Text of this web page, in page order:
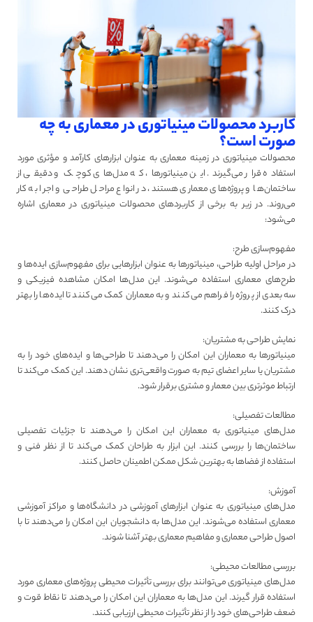
کاربرد محصولات مینیاتوری در معماری به چه
صورت است؟
محصولات مینیاتوری در زمینه معماری به عنوان ابزارهای کارآمد و مؤثری مورد
استفاده قرار می‌گیرند. این مینیاتورها، که مدل‌های کوچک و دقیقی از
ساختمان‌ها و پروژه‌های معماری هستند، در انواع مراحل طراحی و اجرا به کار
می‌روند. در زیر به برخی از کاربردهای محصولات مینیاتوری در معماری اشاره
می‌شود:
مفهوم‌سازی طرح:
در مراحل اولیه طراحی، مینیاتورها به عنوان ابزارهایی برای مفهوم‌سازی ایده‌ها و
طرح‌های معماری استفاده می‌شوند. این مدل‌ها امکان مشاهده فیزیکی و
سه‌بعدی از پروژه را فراهم می‌کنند و به معماران کمک می‌کنند تا ایده‌ها را بهتر
درک کنند.
نمایش طراحی به مشتریان:
مینیاتورها به معماران این امکان را می‌دهند تا طراحی‌ها و ایده‌های خود را به
مشتریان یا سایر اعضای تیم به صورت واقعی‌تری نشان دهند. این کمک می‌کند تا
ارتباط موثرتری بین معمار و مشتری برقرار شود.
مطالعات تفصیلی:
مدل‌های مینیاتوری به معماران این امکان را می‌دهند تا جزئیات تفصیلی
ساختمان‌ها را بررسی کنند. این ابزار به طراحان کمک می‌کند تا از نظر فنی و
استفاده از فضاها به بهترین شکل ممکن اطمینان حاصل کنند.
آموزش:
مدل‌های مینیاتوری به عنوان ابزارهای آموزشی در دانشگاه‌ها و مراکز آموزشی
معماری استفاده می‌شوند. این مدل‌ها به دانشجویان این امکان را می‌دهند تا با
اصول طراحی معماری و مفاهیم معماری بهتر آشنا شوند.
بررسی مطالعات محیطی:
مدل‌های مینیاتوری می‌توانند برای بررسی تأثیرات محیطی پروژه‌های معماری مورد
استفاده قرار گیرند. این مدل‌ها به معماران این امکان را می‌دهند تا نقاط قوت و
ضعف طراحی‌های خود را از نظر تأثیرات محیطی ارزیابی کنند.